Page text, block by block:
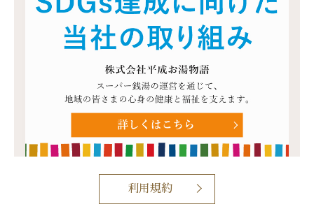
利用規約